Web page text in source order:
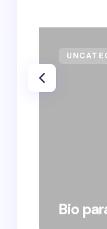
Bio